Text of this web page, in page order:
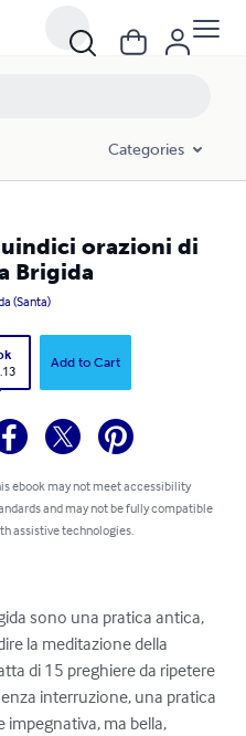
Categories
orazioni di
Brigida
(Santa)
Add to Cart
ebook may not meet accessibility
and may not be fully compatible
assistive technologies.
sono una pratica antica,
la meditazione della
di 15 preghiere da ripetere
interruzione, una pratica
ma bella,